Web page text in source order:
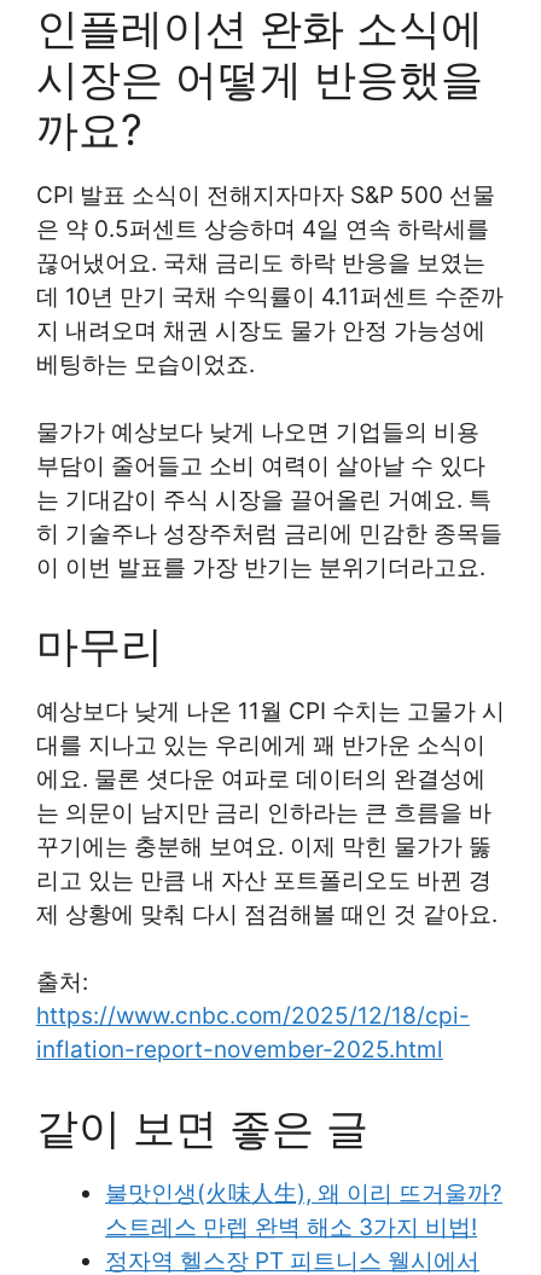
인플레이션 완화 소식에
시장은 어떻게 반응했을
까요?
CPI 발표 소식이 전해지자마자 S&P 500 선물
은 약 0.5퍼센트 상승하며 4일 연속 하락세를
끊어냈어요. 국채 금리도 하락 반응을 보였는
데 10년 만기 국채 수익률이 4.11퍼센트 수준까
지 내려오며 채권 시장도 물가 안정 가능성에
베팅하는 모습이었죠.
물가가 예상보다 낮게 나오면 기업들의 비용
부담이 줄어들고 소비 여력이 살아날 수 있다
는 기대감이 주식 시장을 끌어올린 거예요. 특
히 기술주나 성장주처럼 금리에 민감한 종목들
이 이번 발표를 가장 반기는 분위기더라고요.
마무리
예상보다 낮게 나온 11월 CPI 수치는 고물가 시
대를 지나고 있는 우리에게 꽤 반가운 소식이
에요. 물론 셧다운 여파로 데이터의 완결성에
는 의문이 남지만 금리 인하라는 큰 흐름을 바
꾸기에는 충분해 보여요. 이제 막힌 물가가 뚫
리고 있는 만큼 내 자산 포트폴리오도 바뀐 경
제 상황에 맞춰 다시 점검해볼 때인 것 같아요.
출처:
https://www.cnbc.com/2025/12/18/cpi-
inflation-report-november-2025.html
같이 보면 좋은 글
불맛인생(火味人生), 왜 이리 뜨거울까?
스트레스 만렙 완벽 해소 3가지 비법!
정자역 헬스장 PT 피트니스 웰시에서